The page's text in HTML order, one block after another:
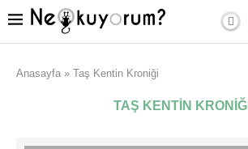
Anasayfa » Taş Kentin Kroniği
TAŞ KENTIN KRONIĞI